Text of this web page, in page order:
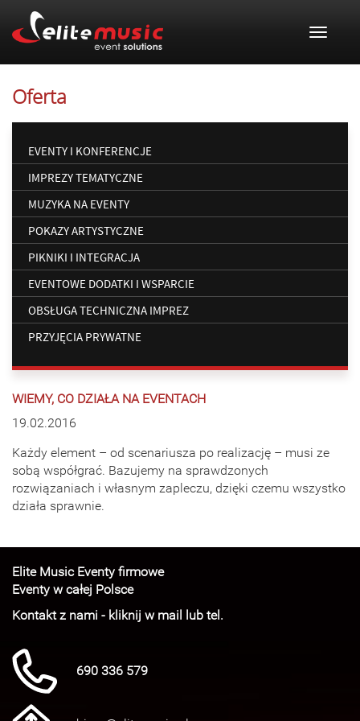
Toggle
Oferta
EVENTY I KONFERENCJE
IMPREZY TEMATYCZNE
MUZYKA NA EVENTY
POKAZY ARTYSTYCZNE
PIKNIKI I INTEGRACJA
EVENTOWE DODATKI I WSPARCIE
OBSŁUGA TECHNICZNA IMPREZ
PRZYJĘCIA PRYWATNE
WIEMY, CO DZIAŁA NA EVENTACH
19.02.2016
Każdy element – od scenariusza po realizację – musi ze
sobą współgrać. Bazujemy na sprawdzonych
rozwiązaniach i własnym zapleczu, dzięki czemu wszystko
działa sprawnie.
Elite Music Eventy firmowe
Eventy w całej Polsce
Kontakt z nami - kliknij w mail lub tel.
690 336 579